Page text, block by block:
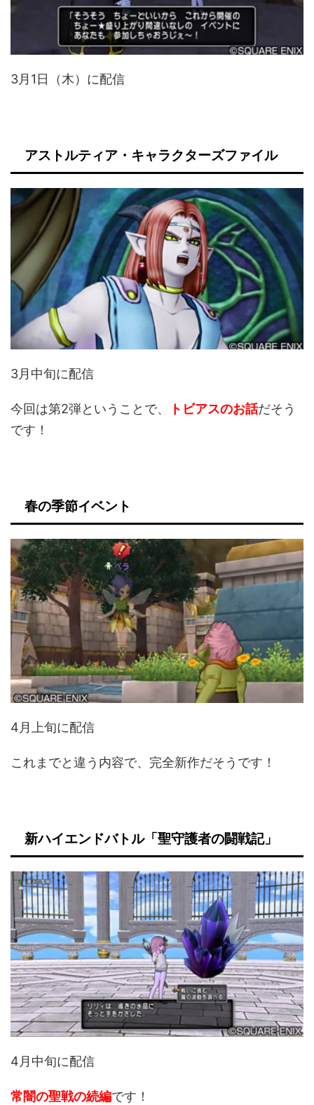
3月1日（木）に配信
アストルティア・キャラクターズファイル
3月中旬に配信
今回は第2弾ということで、 トビアスのお話だそう
です！
春の季節イベント
4月上旬に配信
これまでと違う内容で、完全新作だそうです！
新ハイエンドバトル「聖守護者の闘戦記」
4月中旬に配信
常闇の聖戦の続編です！